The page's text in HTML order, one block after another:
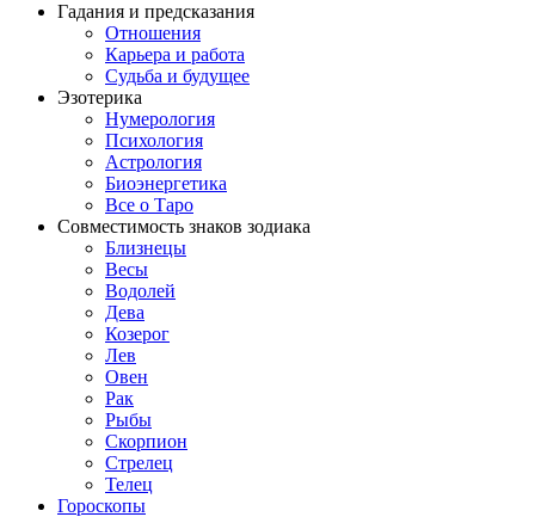
Гадания и предсказания
Отношения
Карьера и работа
Cудьба и будущее
Эзотерика
Нумерология
Психология
Астрология
Биоэнергетика
Все о Таро
Совместимость знаков зодиака
Близнецы
Весы
Водолей
Дева
Козерог
Лев
Овен
Рак
Рыбы
Скорпион
Стрелец
Телец
Гороскопы